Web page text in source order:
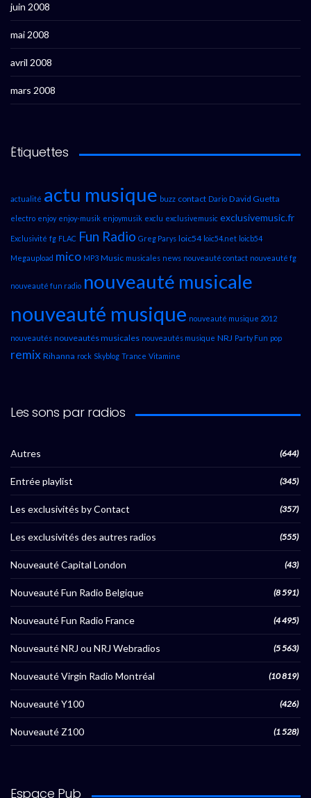
juin 2008
mai 2008
avril 2008
mars 2008
Étiquettes
actualité actu musique buzz contact Dario David Guetta
electro enjoy enjoy-musik enjoymusik exclu exclusivemusic exclusivemusic.fr
Exclusivité fg FLAC Fun Radio Greg Parys loic54 loic54.net loicb54
Megaupload mico MP3 Music musicales news nouveauté contact nouveauté fg
nouveauté fun radio nouveauté musicale
nouveauté musique nouveauté musique 2012
nouveautés nouveautés musicales nouveautés musique NRJ Party Fun pop
remix Rihanna rock Skyblog Trance Vitamine
Les sons par radios
Autres (644)
Entrée playlist (345)
Les exclusivités by Contact (357)
Les exclusivités des autres radios (555)
Nouveauté Capital London (43)
Nouveauté Fun Radio Belgique (8 591)
Nouveauté Fun Radio France (4 495)
Nouveauté NRJ ou NRJ Webradios (5 563)
Nouveauté Virgin Radio Montréal (10 819)
Nouveauté Y100 (426)
Nouveauté Z100 (1 528)
Espace Pub